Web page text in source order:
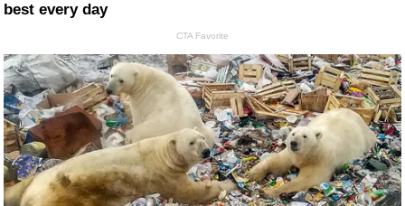
best every day
CTA Favorite